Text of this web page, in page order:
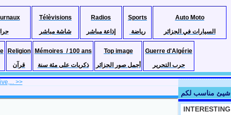
Télèvisions
شاشة مباشر
Radios
إذاعة مباشر
Sports
رياضة
Auto Moto
السيارات في الجزائر
Religion
قرآن
Mémoires / 100 ans
ذكريات على مئة سنة
Top image
أجمل صور الجزائر
Guerre d'Algérie
حرب التحرير
>>
شيئ مناسب لكم